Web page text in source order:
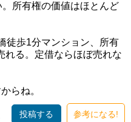
所有権の価値はほとんど
徒歩1分マンション、所有
れる。定借ならほぼ売れな
らね。
投稿する 参考になる!